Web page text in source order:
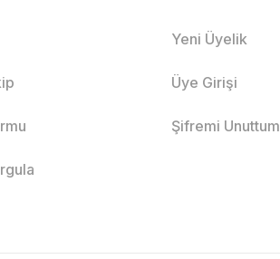
Yeni Üyelik
Üye Girişi
Şifremi Unuttum